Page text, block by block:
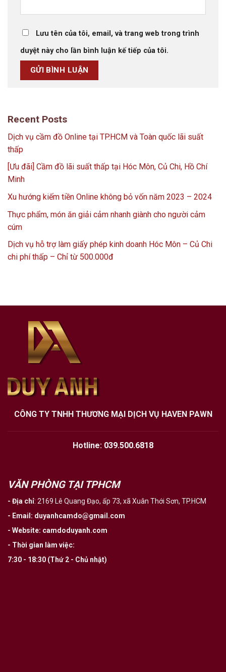
Lưu tên của tôi, email, và trang web trong trình
duyệt này cho lần bình luận kế tiếp của tôi.
Recent Posts
Dịch vụ cầm đồ Online tại TP.HCM và Toàn quốc lãi suất
thấp
[Ưu đãi] Cầm đồ lãi suất thấp tại Hóc Môn, Củ Chi, Hồ Chí
Minh
Xu hướng kiếm tiền Online không bỏ vốn năm 2023 – 2024
Thực phẩm, món ăn giải cảm nhanh giành cho người cảm
cúm
Dịch vụ hỗ trợ làm giấy phép kinh doanh Hóc Môn – Củ Chi
chi phí thấp – Chỉ từ 500.000đ
CÔNG TY TNHH THƯƠNG MẠI DỊCH VỤ HAVEN PAWN
Hotline: 039.500.6818
VĂN PHÒNG TẠI TPHCM
- Địa chỉ: 2169 Lê Quang Đạo, ấp 73, xã Xuân Thới Sơn, TP.HCM
- Email: duyanhcamdo@gmail.com
- Website: camdoduyanh.com
- Thời gian làm việc:
7:30 - 18:30 (Thứ 2 - Chủ nhật)